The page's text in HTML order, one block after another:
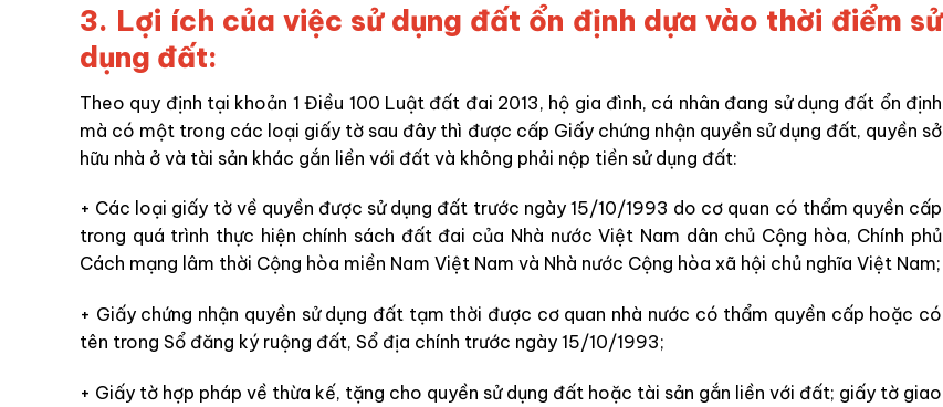
3. Lợi ích của việc sử dụng đất ổn định dựa vào thời điểm sử
dụng đất:
Theo quy định tại khoản 1 Điều 100 Luật đất đai 2013, hộ gia đình, cá nhân đang sử dụng đất ổn định
mà có một trong các loại giấy tờ sau đây thì được cấp Giấy chứng nhận quyền sử dụng đất, quyền sở
hữu nhà ở và tài sản khác gắn liền với đất và không phải nộp tiền sử dụng đất:
+ Các loại giấy tờ về quyền được sử dụng đất trước ngày 15/10/1993 do cơ quan có thẩm quyền cấp
trong quá trình thực hiện chính sách đất đai của Nhà nước Việt Nam dân chủ Cộng hòa, Chính phủ
Cách mạng lâm thời Cộng hòa miền Nam Việt Nam và Nhà nước Cộng hòa xã hội chủ nghĩa Việt Nam;
+ Giấy chứng nhận quyền sử dụng đất tạm thời được cơ quan nhà nước có thẩm quyền cấp hoặc có
tên trong Sổ đăng ký ruộng đất, Sổ địa chính trước ngày 15/10/1993;
+ Giấy tờ hợp pháp về thừa kế, tặng cho quyền sử dụng đất hoặc tài sản gắn liền với đất; giấy tờ giao